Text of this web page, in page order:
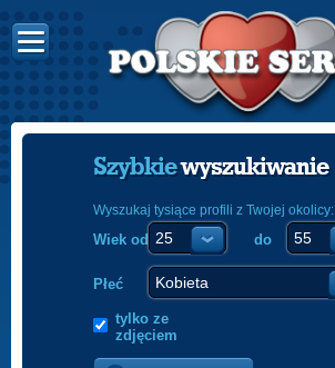
Szybkiewyszukiwanie
Wyszukaj tysiące profili z Twojej okolicy:
Wiek od do
Płeć
tylko ze
zdjęciem